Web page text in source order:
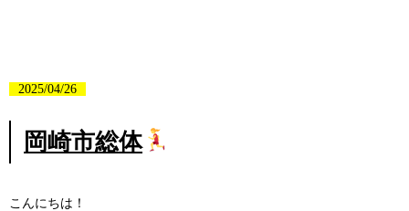
2025/04/26
岡崎市総体
こんにちは！